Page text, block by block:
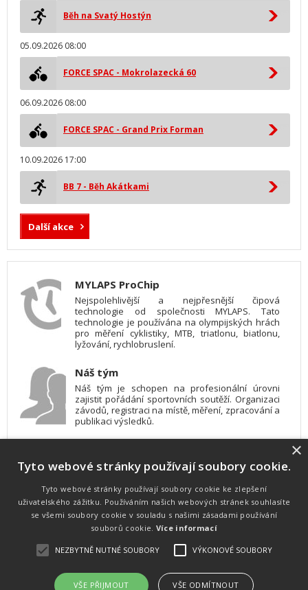
Běh na Svatý Hostýn
05.09.2026 08:00
FORCE SPAC - Mokrolazecká 60
06.09.2026 08:00
FORCE SPAC - Grand Prix Forman
10.09.2026 17:00
BB 7 - Běh Akátkami
Další akce
MYLAPS ProChip
Nejspolehlivější a nejpřesnější čipová
technologie od společnosti MYLAPS. Tato
technologie je používána na olympijských hrách
pro měření cyklistiky, MTB, triatlonu, biatlonu,
lyžování, rychlobruslení.
Náš tým
Náš tým je schopen na profesionální úrovni
zajistit pořádání sportovních soutěží. Organizaci
závodů, registraci na místě, měření, zpracování a
publikaci výsledků.
Pro měření, zpracování a publikaci výsledků
používáme software vyvinutý na zakázku. Lze
online publikovat výsledky komentátorovi na
obrazovky a s nepatrným zpožděním na
webových stránkách.
souhlasu zakázáno.
×
Tyto webové stránky používají soubory cookie.
Tyto webové stránky používají soubory cookie ke zlepšení
uživatelského zážitku. Používáním našich webových stránek souhlasíte
se všemi soubory cookie v souladu s našimi zásadami používání
souborů cookie. Více informací
NEZBYTNĚ NUTNÉ SOUBORY VÝKONOVÉ SOUBORY
VŠE PŘIJMOUT VŠE ODMÍTNOUT